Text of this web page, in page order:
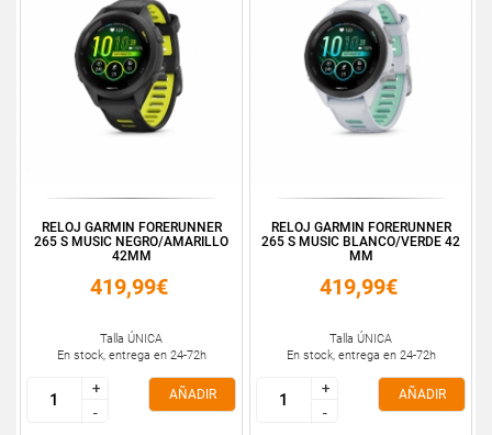
RELOJ GARMIN FORERUNNER
265 S MUSIC NEGRO/AMARILLO
42MM
419,99€
Talla ÚNICA
En stock, entrega en 24-72h
+
-
+
-
AÑADIR
RELOJ GARMIN FORERUNNER
265 S MUSIC BLANCO/VERDE 42
MM
419,99€
Talla ÚNICA
En stock, entrega en 24-72h
+
-
+
-
AÑADIR